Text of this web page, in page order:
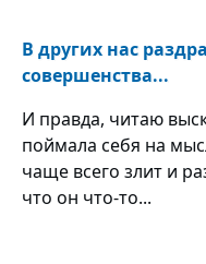
В других нас
совершенства...
И правда, читаю
поймала себя на
чаще всего злит и
что он что-то...